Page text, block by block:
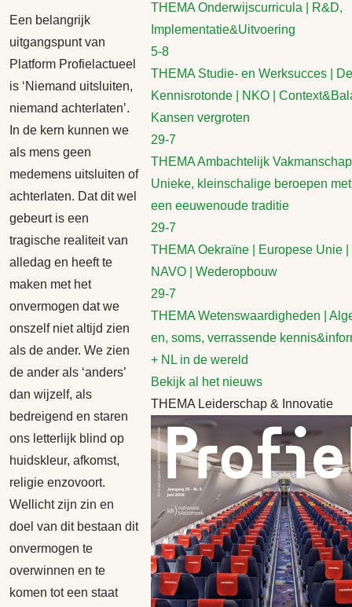
Een belangrijk
uitgangspunt van
Platform Profielactueel
is ‘Niemand uitsluiten,
niemand achterlaten’.
In de kern kunnen we
als mens geen
medemens uitsluiten of
achterlaten. Dat dit wel
gebeurt is een
tragische realiteit van
alledag en heeft te
maken met het
onvermogen dat we
onszelf niet altijd zien
als de ander. We zien
de ander als ‘anders’
dan wijzelf, als
bedreigend en staren
ons letterlijk blind op
huidskleur, afkomst,
religie enzovoort.
Wellicht zijn zin en
doel van dit bestaan dit
onvermogen te
overwinnen en te
komen tot een staat
THEMA Onderwijscurricula | R&D,
Implementatie&Uitvoering
5-8
THEMA Studie- en Werksucces | De
Kennisrotonde | NKO |
Kansen vergroten
29-7
THEMA Ambachtelijk
Unieke, kleinschalige beroepen
een eeuwenoude traditie
29-7
THEMA Oekraïne | Europese Unie |
NAVO | Wederopbouw
29-7
THEMA Wetenswaardigheden |
en, soms, verrassende
+ NL in de wereld
Bekijk al het nieuws
THEMA Leiderschap & Innovatie